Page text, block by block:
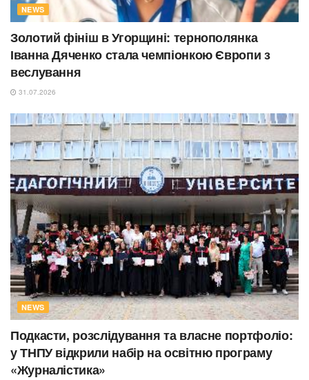
NEWS
Золотий фініш в Угорщині: тернополянка
Іванна Дяченко стала чемпіонкою Європи з
веслування
31.07.2026
NEWS
Подкасти, розслідування та власне портфоліо:
у ТНПУ відкрили набір на освітню програму
«Журналістика»